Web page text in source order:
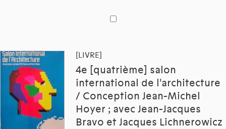
[LIVRE]
4e [quatrième] salon
international de l'architecture
/ Conception Jean-Michel
Hoyer ; avec Jean-Jacques
Bravo et Jacques Lichnerowicz